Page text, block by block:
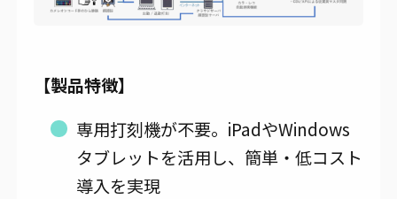
【製品特徴】
専用打刻機が不要。iPadやWindows
タブレットを活用し、簡単・低コスト
導入を実現